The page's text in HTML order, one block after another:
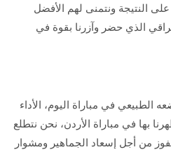
النتيجة ونتمنى لهم الأفضل
الذي حضر وآزرنا بقوة في
في مباراة اليوم، الأداء
بها في مباراة الأردن، نحن نتطلع
من أجل إسعاد الجماهير ومشوار